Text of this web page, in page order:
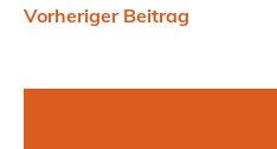
Vorheriger Beitrag